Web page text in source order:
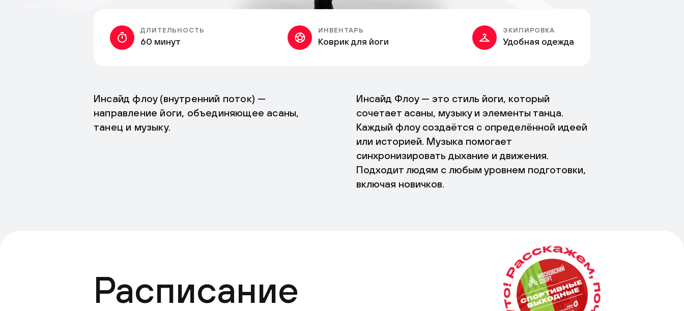
ДЛИТЕЛЬНОСТЬ
60 минут
ИНВЕНТАРЬ
Коврик для йоги
ЭКИПИРОВКА
Удобная одежда
Инсайд флоу (внутренний поток) —
направление йоги, объединяющее асаны,
танец и музыку.
Инсайд Флоу — это стиль йоги, который
сочетает асаны, музыку и элементы танца.
Каждый флоу создаётся с определённой идеей
или историей. Музыка помогает
синхронизировать дыхание и движения.
Подходит людям с любым уровнем подготовки,
включая новичков.
Расписание